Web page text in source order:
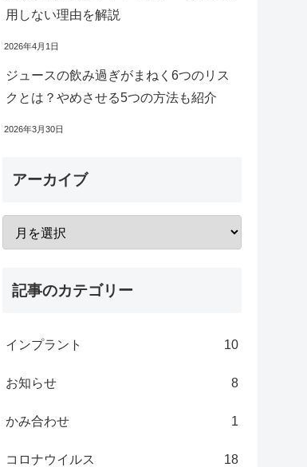
用しない理由を解説
2026年4月1日
ジュースの飲み過ぎがまねく6つのリス
クとは？やめさせる5つの方法も紹介
2026年3月30日
アーカイブ
記事のカテゴリー
インプラント 10
お知らせ 8
かみ合わせ 1
コロナウイルス 18